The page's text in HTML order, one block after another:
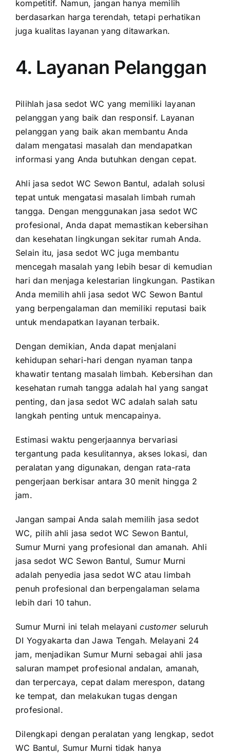
kompetitif. Namun, jangan hanya memilih
berdasarkan harga terendah, tetapi perhatikan
juga kualitas layanan yang ditawarkan.
4. Layanan Pelanggan
Pilihlah jasa sedot WC yang memiliki layanan
pelanggan yang baik dan responsif. Layanan
pelanggan yang baik akan membantu Anda
dalam mengatasi masalah dan mendapatkan
informasi yang Anda butuhkan dengan cepat.
Ahli jasa sedot WC Sewon Bantul, adalah solusi
tepat untuk mengatasi masalah limbah rumah
tangga. Dengan menggunakan jasa sedot WC
profesional, Anda dapat memastikan kebersihan
dan kesehatan lingkungan sekitar rumah Anda.
Selain itu, jasa sedot WC juga membantu
mencegah masalah yang lebih besar di kemudian
hari dan menjaga kelestarian lingkungan. Pastikan
Anda memilih ahli jasa sedot WC Sewon Bantul
yang berpengalaman dan memiliki reputasi baik
untuk mendapatkan layanan terbaik.
Dengan demikian, Anda dapat menjalani
kehidupan sehari-hari dengan nyaman tanpa
khawatir tentang masalah limbah. Kebersihan dan
kesehatan rumah tangga adalah hal yang sangat
penting, dan jasa sedot WC adalah salah satu
langkah penting untuk mencapainya.
Estimasi waktu pengerjaannya bervariasi
tergantung pada kesulitannya, akses lokasi, dan
peralatan yang digunakan, dengan rata-rata
pengerjaan berkisar antara 30 menit hingga 2
jam.
Jangan sampai Anda salah memilih jasa sedot
WC, pilih ahli jasa sedot WC Sewon Bantul,
Sumur Murni yang profesional dan amanah. Ahli
jasa sedot WC Sewon Bantul, Sumur Murni
adalah penyedia jasa sedot WC atau limbah
penuh profesional dan berpengalaman selama
lebih dari 10 tahun.
Sumur Murni ini telah melayanicustomerseluruh
DI Yogyakarta dan Jawa Tengah. Melayani 24
jam, menjadikan Sumur Murni sebagai ahli jasa
saluran mampet profesional andalan, amanah,
dan terpercaya, cepat dalam merespon, datang
ke tempat, dan melakukan tugas dengan
profesional.
Dilengkapi dengan peralatan yang lengkap, sedot
WC Bantul, Sumur Murni tidak hanya